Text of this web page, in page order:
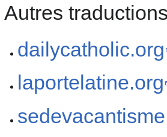
Autres
dailycatholic.org
laportelatine.org